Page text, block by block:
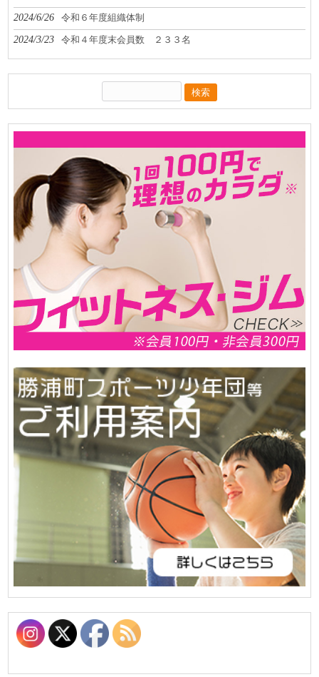
2024/6/26 令和６年度組織体制
2024/3/23 令和４年度末会員数 ２３３名
索: